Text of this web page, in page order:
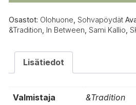
Osastot: Olohuone Sohvapöydät
&Tradition In Between Sami Kallio
Lisätiedot
Valmistaja &Tradition